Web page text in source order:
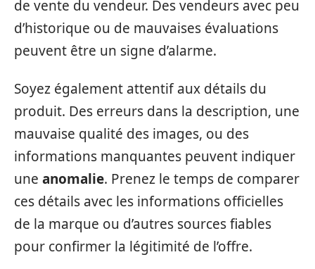
de vente du vendeur. Des vendeurs avec peu
d’historique ou de mauvaises évaluations
peuvent être un signe d’alarme.
Soyez également attentif aux détails du
produit. Des erreurs dans la description, une
mauvaise qualité des images, ou des
informations manquantes peuvent indiquer
une anomalie. Prenez le temps de comparer
ces détails avec les informations officielles
de la marque ou d’autres sources fiables
pour confirmer la légitimité de l’offre.